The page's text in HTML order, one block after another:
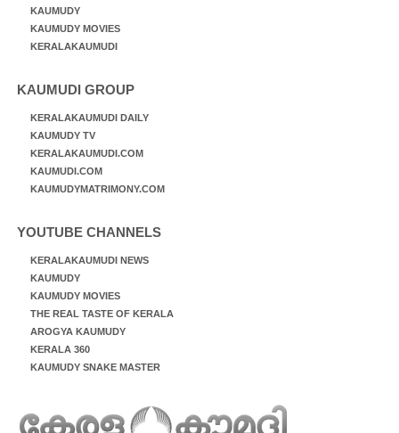
KAUMUDY
KAUMUDY MOVIES
KERALAKAUMUDI
KAUMUDI GROUP
KERALAKAUMUDI DAILY
KAUMUDY TV
KERALAKAUMUDI.COM
KAUMUDI.COM
KAUMUDYMATRIMONY.COM
YOUTUBE CHANNELS
KERALAKAUMUDI NEWS
KAUMUDY
KAUMUDY MOVIES
THE REAL TASTE OF KERALA
AROGYA KAUMUDY
KERALA 360
KAUMUDY SNAKE MASTER